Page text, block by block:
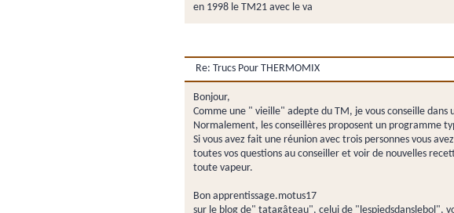
en 1998 le TM21 avec le va
Re: Trucs Pour THERMOMIX
Bonjour,
Comme une " vieille" adepte du TM, je vous conseille
Normalement, les conseillères proposent un programme
Si vous avez fait une réunion avec trois personnes vous
toutes vos questions au conseiller et voir de nouvelles
toute vapeur.
Bon apprentissage.motus17
sur le blog de" tatagâteau", celui de "lespiedsdanslebol",